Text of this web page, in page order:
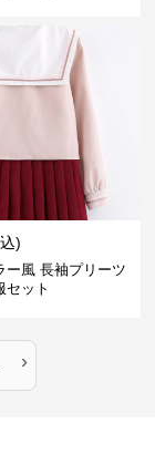
)
ー風 長袖プリーツ
セット
›